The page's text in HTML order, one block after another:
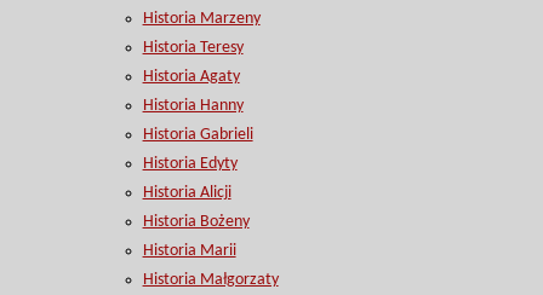
Historia Marzeny
Historia Teresy
Historia Agaty
Historia Hanny
Historia Gabrieli
Historia Edyty
Historia Alicji
Historia Bożeny
Historia Marii
Historia Małgorzaty